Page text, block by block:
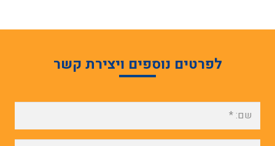
לפרטים נוספים ויצירת קשר